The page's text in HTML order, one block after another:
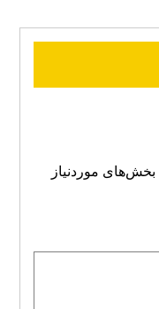
بخش‌های موردنیاز